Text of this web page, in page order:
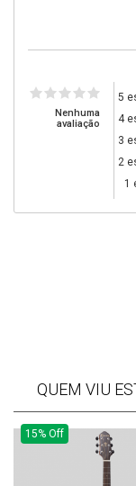
Nenhuma
avaliação
5
4
3
2
1
QUEM VIU
15% Off